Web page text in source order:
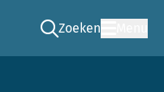
Zoeken
Ga naar de zoek